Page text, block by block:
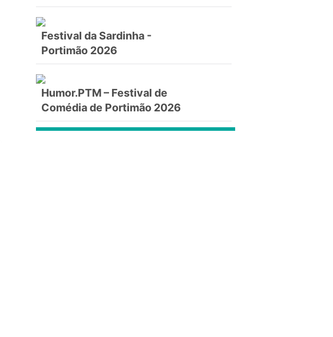
Festival da Sardinha -
Portimão 2026
Humor.PTM – Festival de
Comédia de Portimão 2026